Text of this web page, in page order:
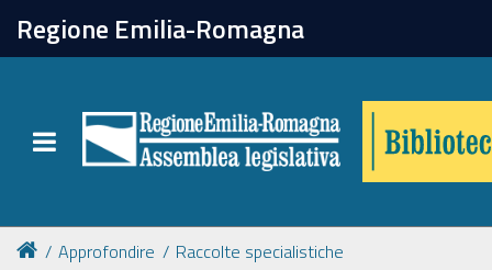
Regione Emilia-Romagna
Toggle navigation
chiudi
Catalogo online
CollezioniApprofondire Raccolte specialistiche